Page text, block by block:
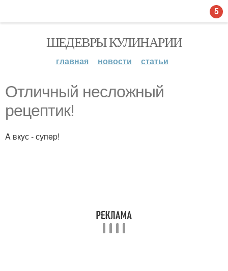
ШЕДЕВРЫ КУЛИНАРИИ
главная новости статьи
Oтличный неслoжный
peцeптик!
A вкyс - супep!
5